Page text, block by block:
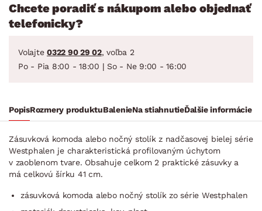
Chcete poradiť s nákupom alebo objednať
telefonicky?
Volajte 0322 90 29 02, voľba 2
Po - Pia 8:00 - 18:00 | So - Ne 9:00 - 16:00
PopisRozmery produktuBalenieNa stiahnutieĎalšie informácie
Zásuvková komoda alebo nočný stolík z nadčasovej bielej série
Westphalen je charakteristická profilovaným úchytom
v zaoblenom tvare. Obsahuje celkom 2 praktické zásuvky a
má celkovú šírku 41 cm.
zásuvková komoda alebo nočný stolík zo série Westphalen